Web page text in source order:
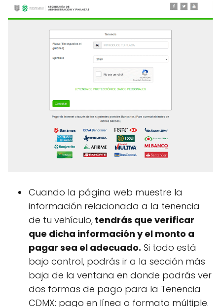
Cuando la página web muestre la
información relacionada a la tenencia
de tu vehículo, tendrás que verificar
que dicha información y el monto a
pagar sea el adecuado. Si todo está
bajo control, podrás ir a la sección más
baja de la ventana en donde podrás ver
dos formas de pago para la Tenencia
CDMX: pago en línea o formato múltiple.